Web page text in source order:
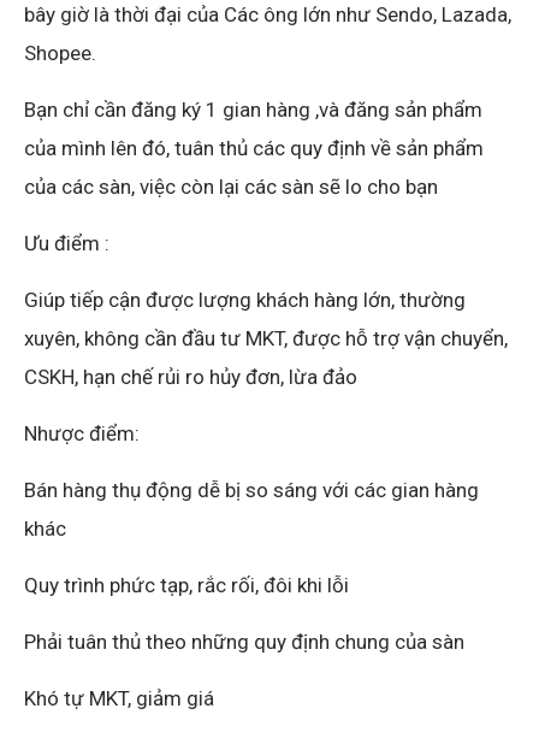
bây giờ là thời đại của Các ông lớn như Sendo, Lazada,
Shopee.
Bạn chỉ cần đăng ký 1 gian hàng ,và đăng sản phẩm
của mình lên đó, tuân thủ các quy định về sản phẩm
của các sàn, việc còn lại các sàn sẽ lo cho bạn
Ưu điểm :
Giúp tiếp cận được lượng khách hàng lớn, thường
xuyên, không cần đầu tư MKT, được hỗ trợ vận chuyển,
CSKH, hạn chế rủi ro hủy đơn, lừa đảo
Nhược điểm:
Bán hàng thụ động dễ bị so sáng với các gian hàng
khác
Quy trình phức tạp, rắc rối, đôi khi lỗi
Phải tuân thủ theo những quy định chung của sàn
Khó tự MKT, giảm giá